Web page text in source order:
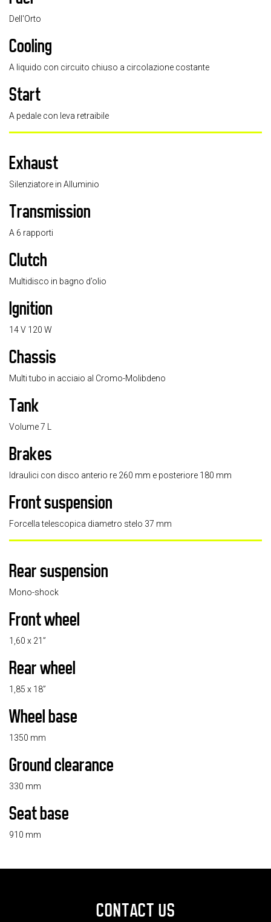
Dell'Orto
Cooling
A liquido con circuito chiuso a circolazione costante
Start
A pedale con leva retraibile
Exhaust
Silenziatore in Alluminio
Transmission
A 6 rapporti
Clutch
Multidisco in bagno d’olio
Ignition
14 V 120 W
Chassis
Multi tubo in acciaio al Cromo-Molibdeno
Tank
Volume 7 L
Brakes
Idraulici con disco anterio re 260 mm e posteriore 180 mm
Front suspension
Forcella telescopica diametro stelo 37 mm
Rear suspension
Mono-shock
Front wheel
1,60 x 21”
Rear wheel
1,85 x 18”
Wheel base
1350 mm
Ground clearance
330 mm
Seat base
910 mm
CONTACT US